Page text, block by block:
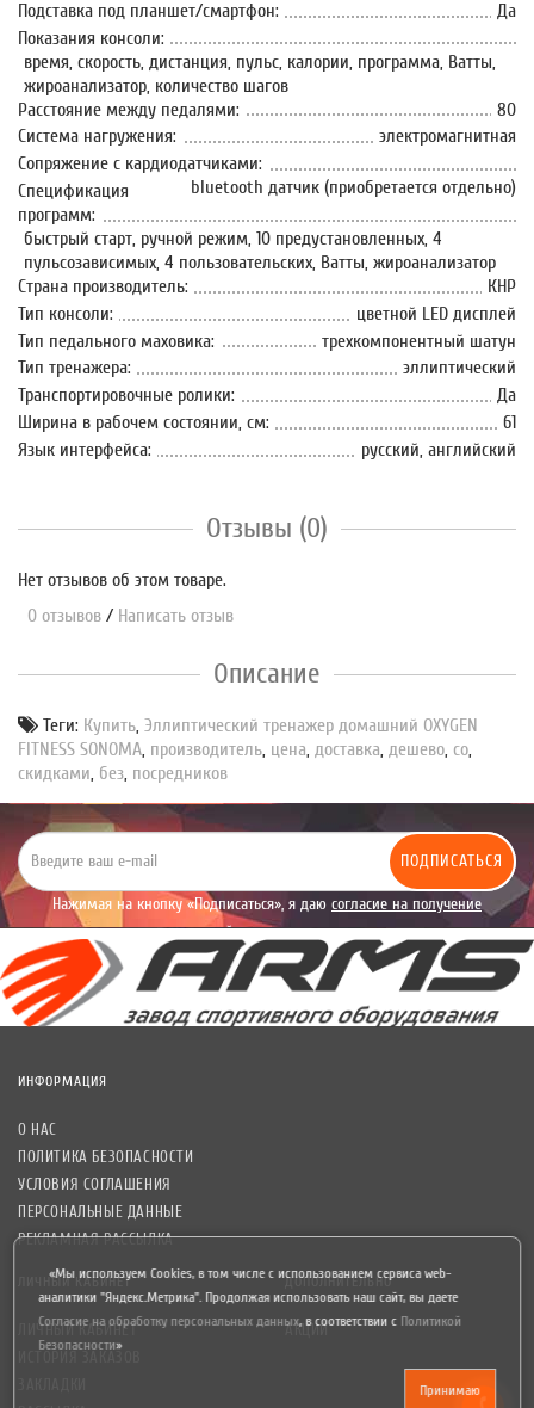
Подставка под планшет/смартфон:
Да
Показания консоли:
время, скорость, дистанция, пульс, калории, программа, Ватты,
жироанализатор, количество шагов
Расстояние между педалями:
80
Система нагружения:
электромагнитная
Сопряжение с кардиодатчиками:
bluetooth датчик (приобретается отдельно)
Спецификация
программ:
быстрый старт, ручной режим, 10 предустановленных, 4
пульсозависимых, 4 пользовательских, Ватты, жироанализатор
Страна производитель:
КНР
Тип консоли:
цветной LED дисплей
Тип педального маховика:
трехкомпонентный шатун
Тип тренажера:
эллиптический
Транспортировочные ролики:
Да
Ширина в рабочем состоянии, см:
61
Язык интерфейса:
русский, английский
Отзывы (0)
Нет отзывов об этом товаре.
0 отзывов / Написать отзыв
Описание
Теги: Купить Эллиптический тренажер домашний OXYGEN
FITNESS SONOMA производитель цена доставка дешево со
скидками без посредников
ПОДПИСАТЬСЯ
Нажимая на кнопку «Подписаться», я даю согласие на получение
уведомлений рекламного характера.
ИНФОРМАЦИЯ
О НАС
ПОЛИТИКА БЕЗОПАСНОСТИ
УСЛОВИЯ СОГЛАШЕНИЯ
ПЕРСОНАЛЬНЫЕ ДАННЫЕ
РЕКЛАМНАЯ РАССЫЛКА
ЛИЧНЫЙ КАБИНЕТ
ЛИЧНЫЙ КАБИНЕТ
ДОПОЛНИТЕЛЬНО
АКЦИИ
«Мы используем Cookies, в том числе с использованием сервиса web-
аналитики "Яндекс.Метрика". Продолжая использовать наш сайт, вы даете
Согласие на обработку персональных данных,в соответствии с Политикой
Безопасности»
Принимаю